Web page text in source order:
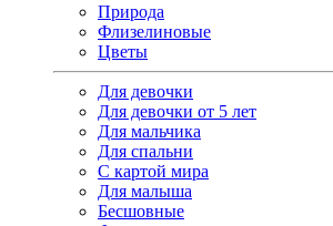
Природа
Флизелиновые
Цветы
Для девочки
Для девочки от 5 лет
Для мальчика
Для спальни
С картой мира
Для малыша
Бесшовные